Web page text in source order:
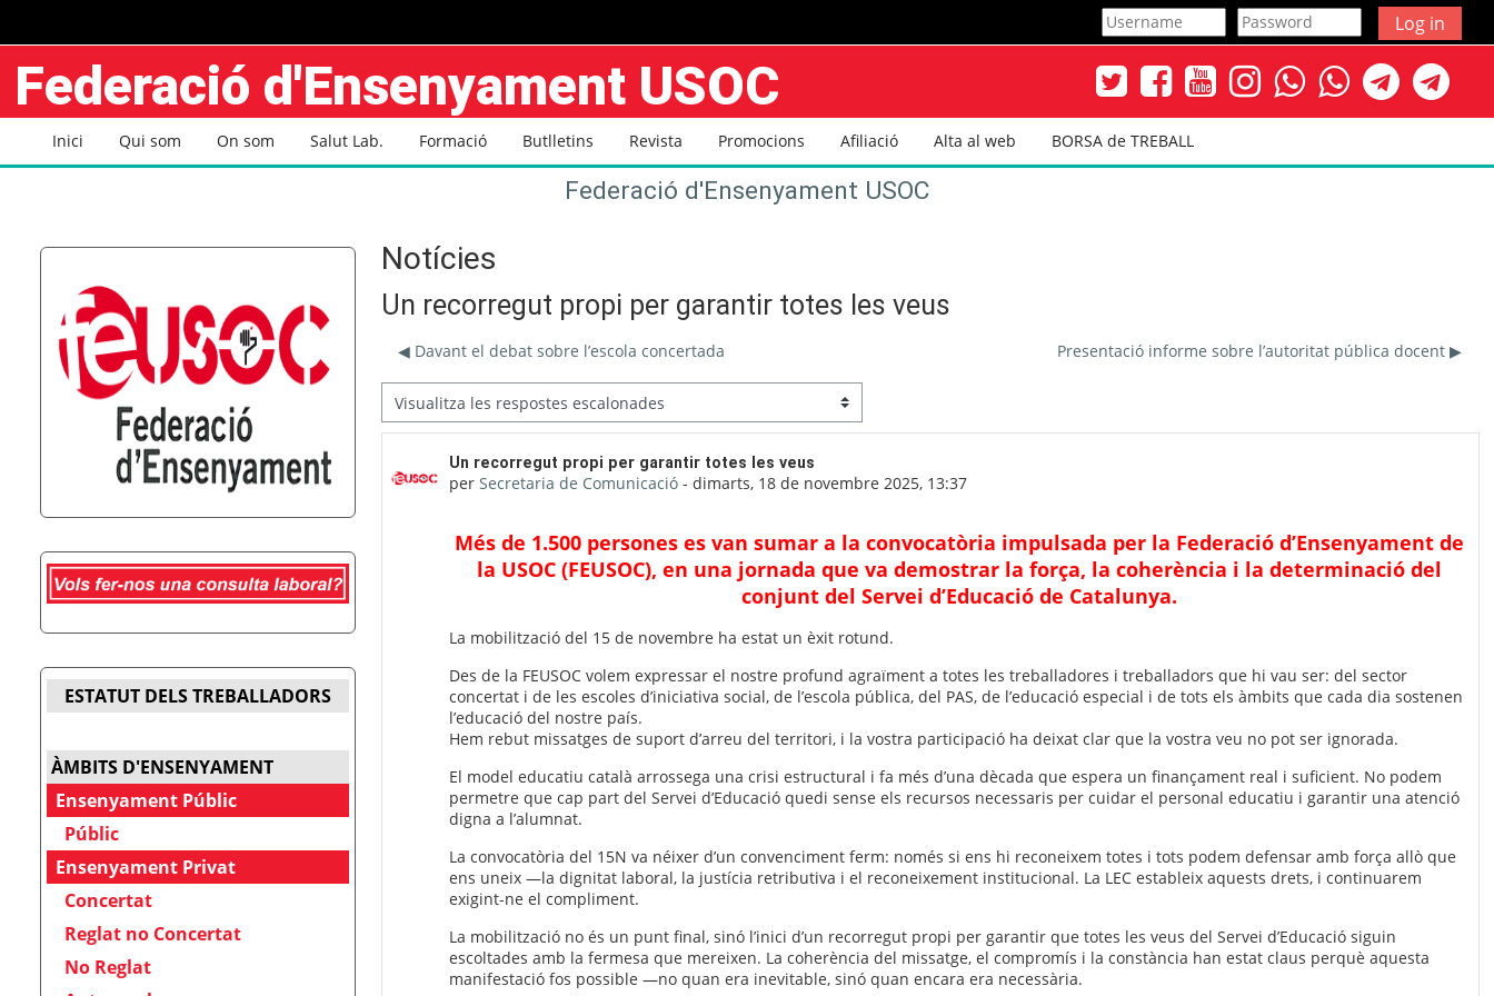
Log in
Federació d'Ensenyament USOC
Inici Qui som On som Salut Lab. Formació Butlletins Revista Promocions Afiliació Alta al web BORSA de TREBALL
Federació d'Ensenyament USOC
Notícies
Un recorregut propi per garantir totes les veus
◀︎ Davant el debat sobre l’escola concertada Presentació informe sobre l’autoritat pública docent ▶︎
Mode de visualització
Un recorregut propi per garantir totes les veus
per Secretaria de Comunicació- dimarts, 18 de novembre 2025, 13:37
Nombre de respostes: 0
Més de 1.500 persones es van sumar a la convocatòria impulsada per la Federació d’Ensenyament de
la USOC (FEUSOC), en una jornada que va demostrar la força, la coherència i la determinació del
conjunt del Servei d’Educació de Catalunya.
La mobilització del 15 de novembre ha estat un èxit rotund.
Des de la FEUSOC volem expressar el nostre profund agraïment a totes les treballadores i treballadors que hi vau ser: del sector
concertat i de les escoles d’iniciativa social, de l’escola pública, del PAS, de l’educació especial i de tots els àmbits que cada dia sostenen
l’educació del nostre país.
Hem rebut missatges de suport d’arreu del territori, i la vostra participació ha deixat clar que la vostra veu no pot ser ignorada.
El model educatiu català arrossega una crisi estructural i fa més d’una dècada que espera un finançament real i suficient. No podem
permetre que cap part del Servei d’Educació quedi sense els recursos necessaris per cuidar el personal educatiu i garantir una atenció
digna a l’alumnat.
La convocatòria del 15N va néixer d’un convenciment ferm: només si ens hi reconeixem totes i tots podem defensar amb força allò que
ens uneix —la dignitat laboral, la justícia retributiva i el reconeixement institucional. La LEC estableix aquests drets, i continuarem
exigint-ne el compliment.
La mobilització no és un punt final, sinó l’inici d’un recorregut propi per garantir que totes les veus del Servei d’Educació siguin
escoltades amb la fermesa que mereixen. La coherència del missatge, el compromís i la constància han estat claus perquè aquesta
manifestació fos possible —no quan era inevitable, sinó quan encara era necessària.
ESTATUT DELS TREBALLADORS
ÀMBITS D'ENSENYAMENT
Ensenyament Públic
Públic
Ensenyament Privat
Concertat
Reglat no Concertat
No Reglat